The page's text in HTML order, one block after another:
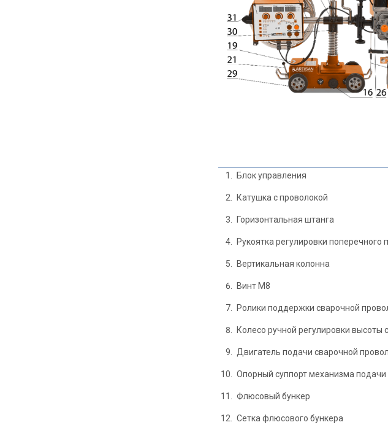
Блок управления
Катушка с проволокой
Горизонтальная штанга
Рукоятка регулировки
Вертикальная колонна
Винт M8
Ролики поддержки сварочной
Колесо ручной регулировки высоты
Двигатель подачи сварочной
Опорный суппорт механизма подачи
Флюсовый бункер
Сетка флюсового бункера